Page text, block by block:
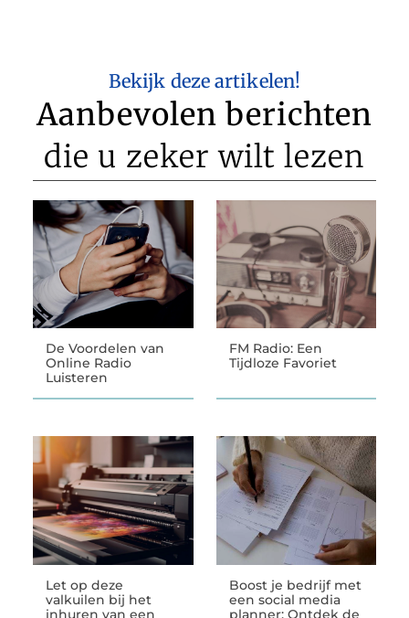
Bekijk deze artikelen!
Aanbevolen berichten
die u zeker wilt lezen
De Voordelen van
Online Radio
Luisteren
FM Radio: Een
Tijdloze Favoriet
Let op deze
valkuilen bij het
inhuren van een
Boost je bedrijf met
een social media
planner: Ontdek de